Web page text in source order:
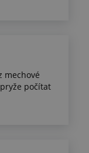
mechové
počítat